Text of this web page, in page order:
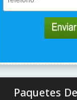
Paquetes